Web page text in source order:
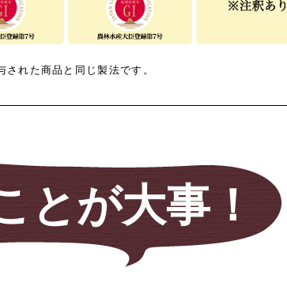
れた商品と同じ製法です。
とが大事！